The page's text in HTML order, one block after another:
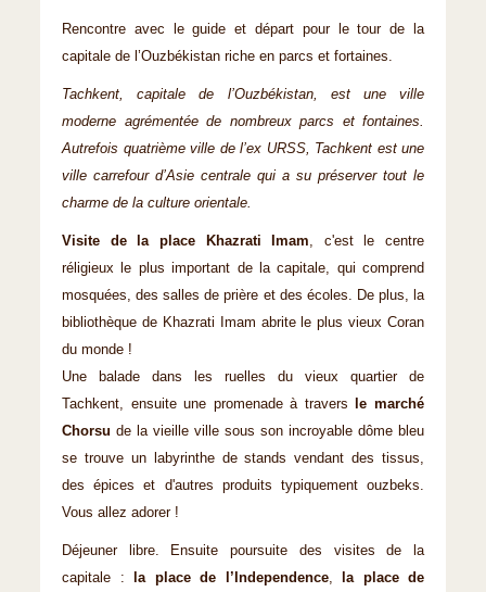
Rencontre avec le guide et départ pour le tour de la
capitale de l’Ouzbékistan riche en parcs et fortaines.
Tachkent, capitale de l’Ouzbékistan, est une ville
moderne agrémentée de nombreux parcs et fontaines.
Autrefois quatrième ville de l’ex URSS, Tachkent est une
ville carrefour d’Asie centrale qui a su préserver tout le
charme de la culture orientale.
Visite de la place Khazrati Imam, c'est le centre
réligieux le plus important de la capitale, qui comprend
mosquées, des salles de prière et des écoles. De plus, la
bibliothèque de Khazrati Imam abrite le plus vieux Coran
du monde !
Une balade dans les ruelles du vieux quartier de
Tachkent, ensuite une promenade à travers
le marché
Chorsu de la vieille ville sous son incroyable dôme bleu
se trouve un labyrinthe de stands vendant des tissus,
des épices et d'autres produits typiquement ouzbeks.
Vous allez adorer !
Déjeuner libre. Ensuite poursuite des visites de la
capitale :
la place de l’Independence, la place de